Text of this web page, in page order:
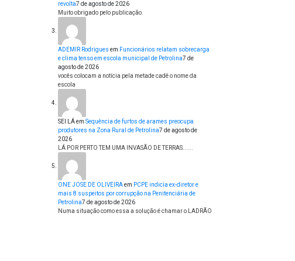
revolta7 de agosto de 2026
Muito obrigado pelo publicação.
ADEMIR Rodrigues em Funcionários relatam sobrecarga
e clima tenso em escola municipal de Petrolina7 de
agosto de 2026
vocês colocam a notícia pela metade cadê o nome da
escola
SEI LÁem Sequência de furtos de arames preocupa
produtores na Zona Rural de Petrolina7 de agosto de
2026
LÁ POR PERTO TEM UMA INVASÃO DE TERRAS......
ONE JOSE DE OLIVEIRAem PCPE indicia ex-diretor e
mais 8 suspeitos por corrupção na Penitenciária de
Petrolina7 de agosto de 2026
Numa situação como essa a solução é chamar o LADRÃO